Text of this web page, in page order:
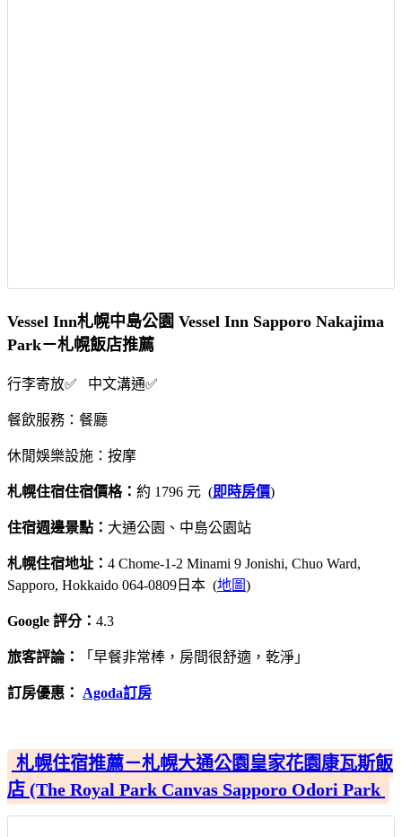
Vessel Inn札幌中島公園 Vessel Inn Sapporo Nakajima
Park－札幌飯店推薦
行李寄放✅ 中文溝通✅
餐飲服務：餐廳
休閒娛樂設施：按摩
札幌住宿住宿價格： 約 1796 元 (即時房價)
住宿週邊景點： 大通公園、中島公園站
札幌住宿地址： 4 Chome-1-2 Minami 9 Jonishi, Chuo Ward,
Sapporo, Hokkaido 064-0809日本 (地圖)
Google 評分： 4.3
旅客評論： 「早餐非常棒，房間很舒適，乾淨」
訂房優惠： Agoda訂房
札幌住宿推薦－札幌大通公園皇家花園康瓦斯飯
店 (The Royal Park Canvas Sapporo Odori Park